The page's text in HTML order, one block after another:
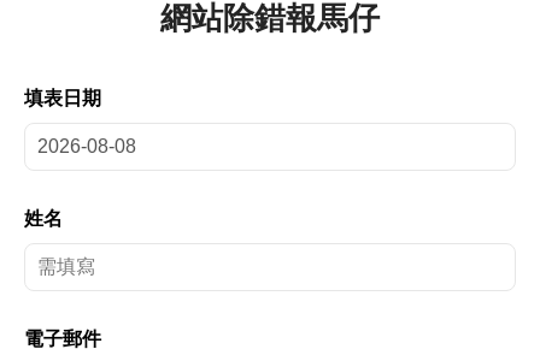
網站除錯報馬仔
填表日期
姓名
電子郵件